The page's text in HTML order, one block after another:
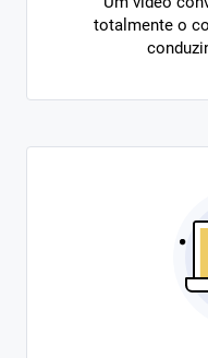
totalmente o